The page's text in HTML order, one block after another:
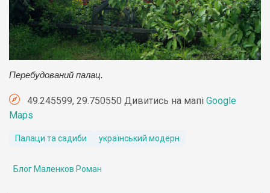
Перебудований палац.
49.245599, 29.750550 Дивитись на мапі Google
Maps
Палаци та садиби український модерн
Блог Маленков Роман